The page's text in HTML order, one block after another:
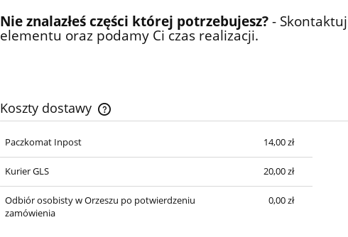
Nie znalazłeś części której potrzebujesz? -
elementu oraz podamy Ci czas realizacji.
Koszty dostawy
kosztów płatności
Paczkomat Inpost 14,00 zł
Kurier GLS 20,00 zł
Odbiór osobisty w Orzeszu po potwierdzeniu
zamówienia
0,00 zł